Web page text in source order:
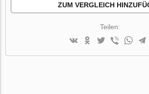
ZUM VERGLEICH
Teilen: